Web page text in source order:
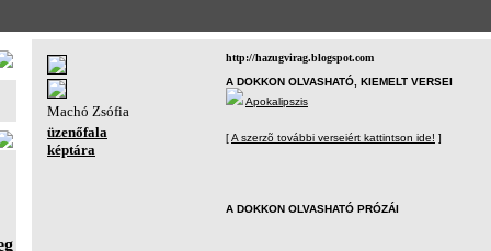
Machó Zsófia
üzenőfala
képtára
http://hazugvirag.blogspot.com
A DOKKON OLVASHATÓ, KIEMELT VERSEI
Apokalipszis
[A szerzõ további verseiért kattintson ide! ]
A DOKKON OLVASHATÓ PRÓZÁI